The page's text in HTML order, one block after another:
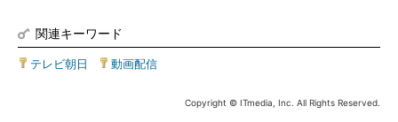
関連キーワード
テレビ朝日 動画配信
Copyright © ITmedia, Inc. All Rights Reserved.